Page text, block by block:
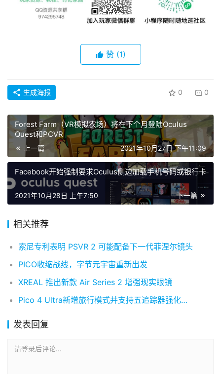
赞 (1)
生成海报 0 0
Forest Farm（VR模拟农场）将在下个月登陆Oculus
Quest和PCVR
上一篇 2021年10月27日 下午11:09
Facebook开始强制要求Oculus侧边加载手机号码或银行卡
下一篇
2021年10月28日 上午7:50
相关推荐
索尼专利表明 PSVR 2 可能配备下一代菲涅尔镜头
PICO收缩战线，字节元宇宙重新出发
XREAL 推出新款 Air Series 2 增强现实眼镜
Pico 4 Ultra新增旅行模式并支持五追踪器强化身体追踪
发表回复
请登录后评论...